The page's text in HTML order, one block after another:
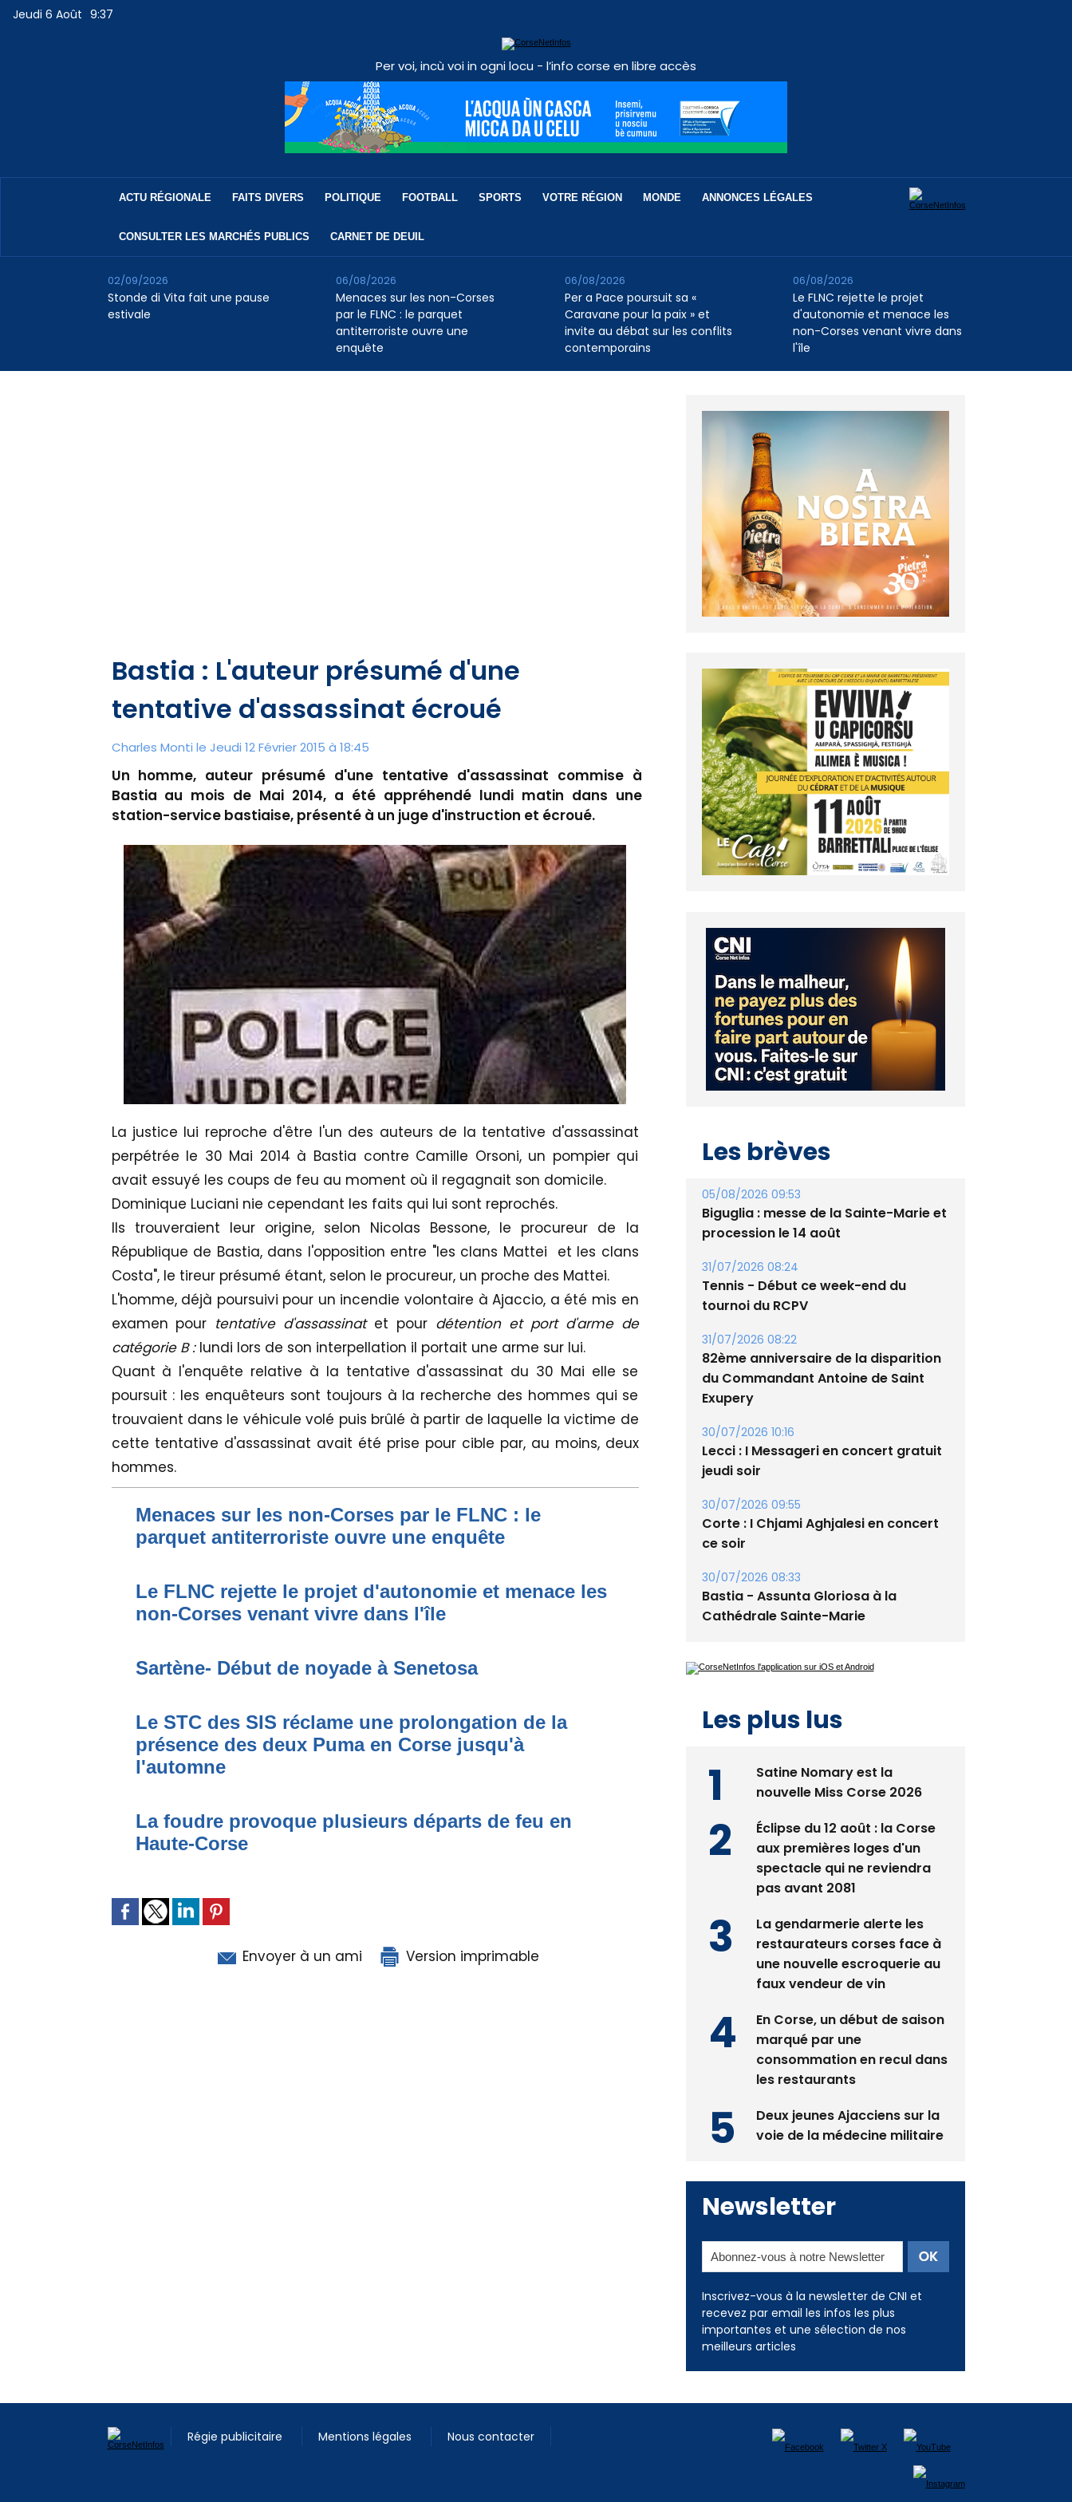
Jeudi 6 Août 9:37
Per voi, incù voi in ogni locu - l’info corse en libre accès
ACTU RÉGIONALE FAITS DIVERS POLITIQUE FOOTBALL SPORTS VOTRE RÉGION MONDE ANNONCES LÉGALES
CONSULTER LES MARCHÉS PUBLICS CARNET DE DEUIL
Stonde di Vita fait une pause
estivale
02/09/2026
Menaces sur les non-Corses
par le FLNC : le parquet
antiterroriste ouvre une
enquête
06/08/2026
Per a Pace poursuit sa «
Caravane pour la paix » et
invite au débat sur les conflits
contemporains
06/08/2026
Le FLNC rejette le projet
d'autonomie et menace les
non-Corses venant vivre dans
l'île
06/08/2026
Bastia : L'auteur présumé d'une
tentative d'assassinat écroué
Charles Monti le Jeudi 12 Février 2015 à 18:45
Un homme, auteur présumé d'une tentative d'assassinat commise à
Bastia au mois de Mai 2014, a été appréhendé lundi matin dans une
station-service bastiaise, présenté à un juge d'instruction et écroué.
La justice lui reproche d'être l'un des auteurs de la tentative d'assassinat
perpétrée le 30 Mai 2014 à Bastia contre Camille Orsoni, un pompier qui
avait essuyé les coups de feu au moment où il regagnait son domicile.
Dominique Luciani nie cependant les faits qui lui sont reprochés.
Ils trouveraient leur origine, selon Nicolas Bessone, le procureur de la
République de Bastia, dans l'opposition entre "les clans Mattei et les clans
Costa", le tireur présumé étant, selon le procureur, un proche des Mattei.
L'homme, déjà poursuivi pour un incendie volontaire à Ajaccio, a été mis en
examen pour tentative d'assassinat et pour détention et port d'arme de
catégorie B : lundi lors de son interpellation il portait une arme sur lui.
Quant à l'enquête relative à la tentative d'assassinat du 30 Mai elle se
poursuit : les enquêteurs sont toujours à la recherche des hommes qui se
trouvaient dans le véhicule volé puis brûlé à partir de laquelle la victime de
cette tentative d'assassinat avait été prise pour cible par, au moins, deux
hommes.
Menaces sur les non-Corses par le FLNC : le
parquet antiterroriste ouvre une enquête
Le FLNC rejette le projet d'autonomie et menace les
non-Corses venant vivre dans l'île
Sartène- Début de noyade à Senetosa
Le STC des SIS réclame une prolongation de la
présence des deux Puma en Corse jusqu'à
l'automne
La foudre provoque plusieurs départs de feu en
Haute-Corse
Envoyer à un ami Version imprimable
Les brèves
05/08/2026 09:53
Biguglia : messe de la Sainte-Marie et
procession le 14 août
31/07/2026 08:24
Tennis - Début ce week-end du
tournoi du RCPV
31/07/2026 08:22
82ème anniversaire de la disparition
du Commandant Antoine de Saint
Exupery
30/07/2026 10:16
Lecci : I Messageri en concert gratuit
jeudi soir
30/07/2026 09:55
Corte : I Chjami Aghjalesi en concert
ce soir
30/07/2026 08:33
Bastia - Assunta Gloriosa à la
Cathédrale Sainte-Marie
Les plus lus
Satine Nomary est la
nouvelle Miss Corse 2026
Éclipse du 12 août : la Corse
aux premières loges d'un
spectacle qui ne reviendra
pas avant 2081
La gendarmerie alerte les
restaurateurs corses face à
une nouvelle escroquerie au
faux vendeur de vin
En Corse, un début de saison
marqué par une
consommation en recul dans
les restaurants
Deux jeunes Ajacciens sur la
voie de la médecine militaire
Newsletter
Inscrivez-vous à la newsletter de CNI et
recevez par email les infos les plus
importantes et une sélection de nos
meilleurs articles
Régie publicitaire Mentions légales Nous contacter